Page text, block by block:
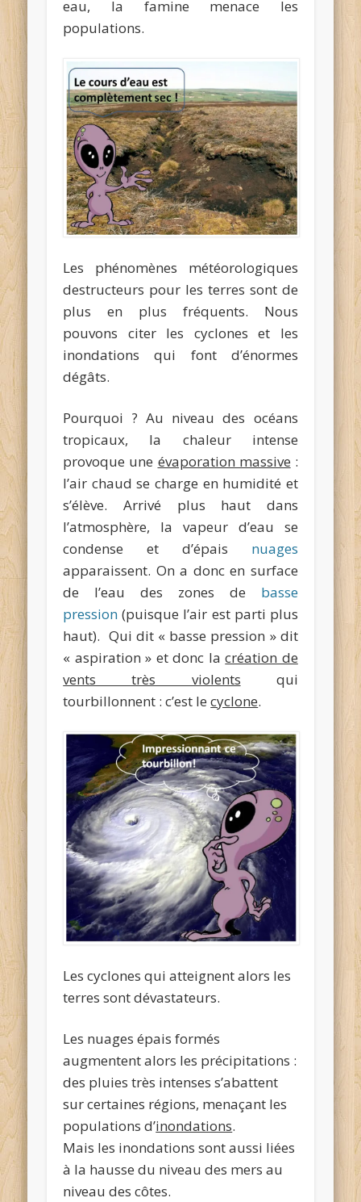
eau, la famine menace les
populations.
Les phénomènes météorologiques
destructeurs pour les terres sont de
plus en plus fréquents. Nous
pouvons citer les cyclones et les
inondations qui font d’énormes
dégâts.
Pourquoi ? Au niveau des océans
tropicaux, la chaleur intense
provoque une évaporation massive :
l’air chaud se charge en humidité et
s’élève. Arrivé plus haut dans
l’atmosphère, la vapeur d’eau se
condense et d’épais nuages
apparaissent. On a donc en surface
de l’eau des zones de basse
pression (puisque l’air est parti plus
haut). Qui dit « basse pression » dit
« aspiration » et donc lacréation de
vents très violents qui
tourbillonnent : c’est lecyclone.
Les cyclones qui atteignent alors les
terres sont dévastateurs.
Les nuages épais formés
augmentent alors les précipitations :
des pluies très intenses s’abattent
sur certaines régions, menaçant les
populations d’inondations.
Mais les inondations sont aussi liées
à la hausse du niveau des mers au
niveau des côtes.